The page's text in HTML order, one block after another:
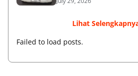
Lihat
Failed to load posts.